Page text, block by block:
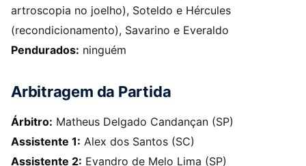
artroscopia no joelho), Soteldo e Hércules
(recondicionamento), Savarino e Everaldo
Pendurados: ninguém
Arbitragem da Partida
Árbitro: Matheus Delgado Candançan (SP)
Assistente 1: Alex dos Santos (SC)
Assistente 2: Evandro de Melo Lima (SP)